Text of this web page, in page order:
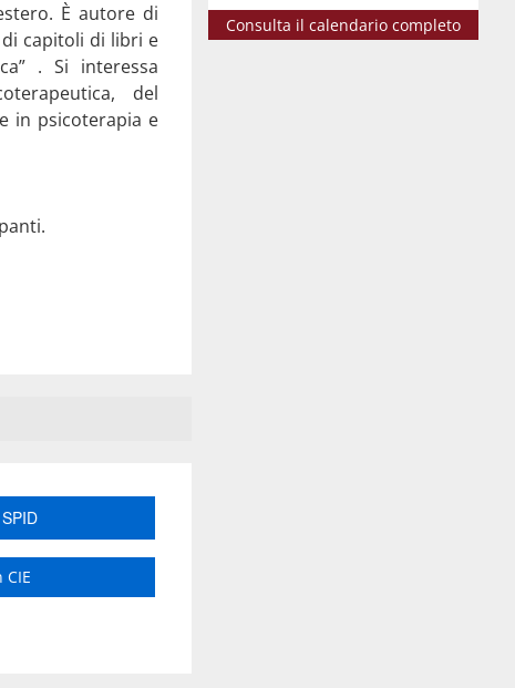
È autore di
capitoli di libri e
. Si interessa
del
in psicoterapia e
CIE
Consulta il calendario completo